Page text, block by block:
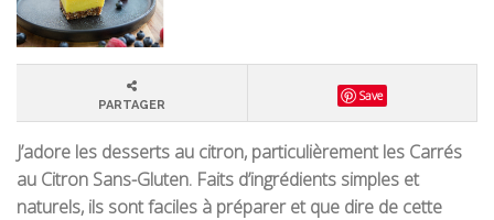
PARTAGER
Save
J’adore les desserts au citron, particulièrement les Carrés
au Citron Sans-Gluten. Faits d’ingrédients simples et
naturels, ils sont faciles à préparer et que dire de cette